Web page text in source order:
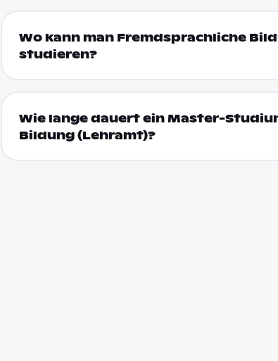
Wo kann man Fremdsprachliche
studieren?
Wie lange dauert ein Master-
Bildung (Lehramt)?